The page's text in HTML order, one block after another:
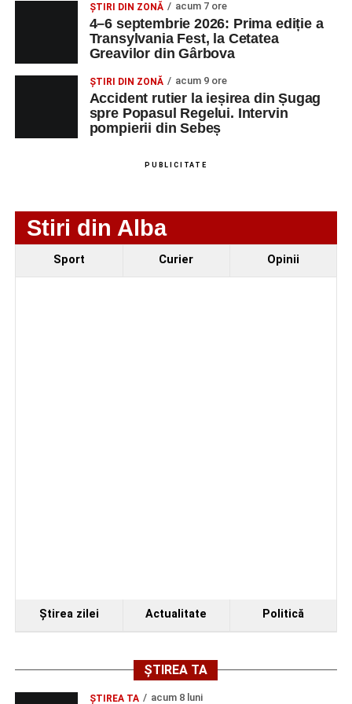
MAIL
Technology Srl
OPERATOR LA
MASINI-UNELTE
CU COMANDA
NUMERICA
1 0752826367
Adaugă-ne ca sursă preferată
Urmărește-ne pe Google News
Ultimele știri din Sebeș
ȘTIRI DIN ZONĂ acum 7 ore
4–6 septembrie 2026: Prima ediție a
Transylvania Fest, la Cetatea
Greavilor din Gârbova
ȘTIRI DIN ZONĂ acum 9 ore
Accident rutier la ieșirea din Șugag
spre Popasul Regelui. Intervin
pompierii din Sebeș
PUBLICITATE
Stiri din Alba
Sport Curier Opinii
Ştirea zilei Actualitate Politică
ȘTIREA TA
ŞTIREA TA acum 8 luni